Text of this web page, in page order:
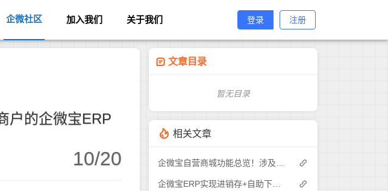
企微社区 加入我们 关于我们 登录 注册
户的企微宝ERP
10/20
文章目录
暂无目录
相关文章